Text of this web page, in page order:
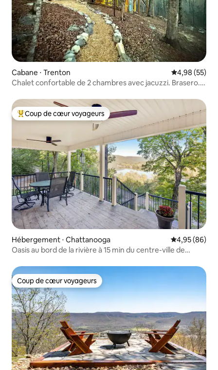
Cabane ⋅ Trenton Évaluation
4,98 (55)
Chalet confortable de 2 chambres avec jacuzzi. Brasero.
Coups de cœur voyageurs les plus appréciés
Coup de cœur voyageurs
Hébergement ⋅ Chattanooga Évaluation
4,95 (86)
Oasis au bord de la rivière à 15 min du centre-ville de
Coup de cœur voyageurs
Coup de cœur voyageurs